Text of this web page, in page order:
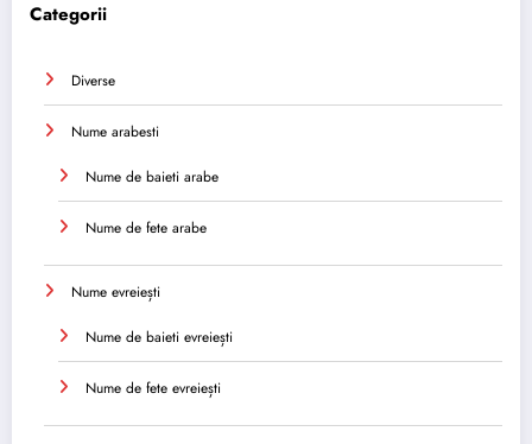
Categorii
Diverse
Nume arabesti
Nume de baieti arabe
Nume de fete arabe
Nume evreiești
Nume de baieti evreiești
Nume de fete evreiești